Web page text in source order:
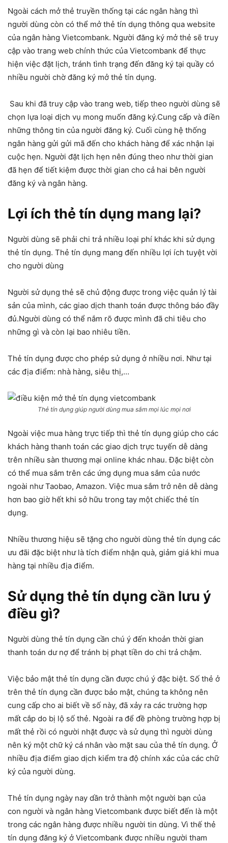
Ngoài cách mở thẻ truyền thống tại các ngân hàng thì
người dùng còn có thể mở thẻ tín dụng thông qua website
của ngân hàng Vietcombank. Người đăng ký mở thẻ sẽ truy
cập vào trang web chính thức của Vietcombank để thực
hiện việc đặt lịch, tránh tình trạng đến đăng ký tại quầy có
nhiều người chờ đăng ký mở thẻ tín dụng.
Sau khi đã truy cập vào trang web, tiếp theo người dùng sẽ
chọn lựa loại dịch vụ mong muốn đăng ký.Cung cấp và điền
những thông tin của người đăng ký. Cuối cùng hệ thống
ngân hàng gửi gửi mã đến cho khách hàng để xác nhận lại
cuộc hẹn. Người đặt lịch hẹn nên đúng theo như thời gian
đã hẹn để tiết kiệm được thời gian cho cả hai bên người
đăng ký và ngân hàng.
Lợi ích thẻ tín dụng mang lại?
Người dùng sẽ phải chi trả nhiều loại phí khác khi sử dụng
thẻ tín dụng. Thẻ tín dụng mang đến nhiều lợi ích tuyệt vời
cho người dùng
Người sử dụng thẻ sẽ chủ động được trong việc quản lý tài
sản của mình, các giao dịch thanh toán được thông báo đầy
đủ.Người dùng có thể nắm rõ được mình đã chi tiêu cho
những gì và còn lại bao nhiêu tiền.
Thẻ tín dụng được cho phép sử dụng ở nhiều nơi. Như tại
các địa điểm: nhà hàng, siêu thị,…
Thẻ tín dụng giúp người dùng mua sắm mọi lúc mọi nơi
Ngoài việc mua hàng trực tiếp thì thẻ tín dụng giúp cho các
khách hàng thanh toán các giao dịch trực tuyến dễ dàng
trên nhiều sàn thương mại online khác nhau. Đặc biệt còn
có thể mua sắm trên các ứng dụng mua sắm của nước
ngoài như Taobao, Amazon. Việc mua sắm trở nên dễ dàng
hơn bao giờ hết khi sở hữu trong tay một chiếc thẻ tín
dụng.
Nhiều thương hiệu sẽ tặng cho người dùng thẻ tín dụng các
ưu đãi đặc biệt như là tích điểm nhận quà, giảm giá khi mua
hàng tại nhiều địa điểm.
Sử dụng thẻ tín dụng cần lưu ý
điều gì?
Người dùng thẻ tín dụng cần chú ý đến khoản thời gian
thanh toán dư nợ để tránh bị phạt tiền do chi trả chậm.
Việc bảo mật thẻ tín dụng cần được chú ý đặc biệt. Số thẻ ở
trên thẻ tín dụng cần được bảo mật, chúng ta không nên
cung cấp cho ai biết về số này, đã xảy ra các trường hợp
mất cắp do bị lộ số thẻ. Ngoài ra để đề phòng trường hợp bị
mất thẻ rồi có người nhặt được và sử dụng thì người dùng
nên ký một chữ ký cá nhân vào mặt sau của thẻ tín dụng. Ở
nhiều địa điểm giao dịch kiểm tra độ chính xác của các chữ
ký của người dùng.
Thẻ tín dụng ngày nay dần trở thành một người bạn của
con người và ngân hàng Vietcombank được biết đến là một
trong các ngân hàng được nhiều người tin dùng. Vì thế thẻ
tín dụng đăng ký ở Vietcombank được nhiều người tham